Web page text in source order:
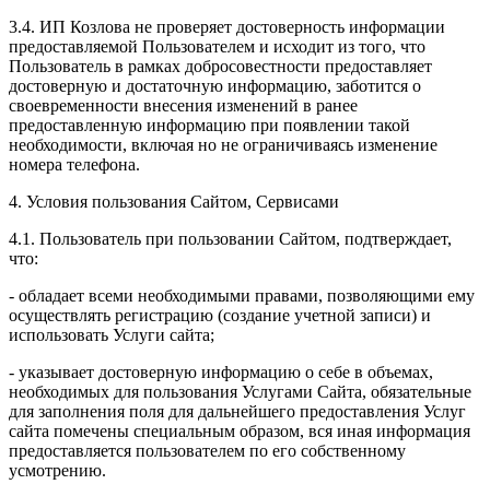
3.4. ИП Козлова не проверяет достоверность информации
предоставляемой Пользователем и исходит из того, что
Пользователь в рамках добросовестности предоставляет
достоверную и достаточную информацию, заботится о
своевременности внесения изменений в ранее
предоставленную информацию при появлении такой
необходимости, включая но не ограничиваясь изменение
номера телефона.
4. Условия пользования Сайтом, Сервисами
4.1. Пользователь при пользовании Сайтом, подтверждает,
что:
- обладает всеми необходимыми правами, позволяющими ему
осуществлять регистрацию (создание учетной записи) и
использовать Услуги сайта;
- указывает достоверную информацию о себе в объемах,
необходимых для пользования Услугами Сайта, обязательные
для заполнения поля для дальнейшего предоставления Услуг
сайта помечены специальным образом, вся иная информация
предоставляется пользователем по его собственному
усмотрению.